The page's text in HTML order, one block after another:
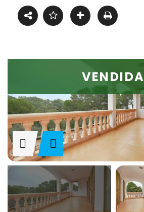
VENDIDA